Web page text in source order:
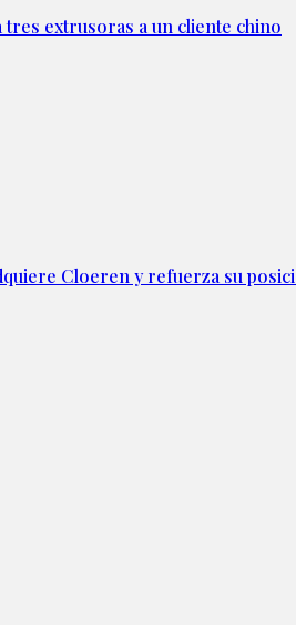
extrusoras a un cliente chino
Cloeren y refuerza su